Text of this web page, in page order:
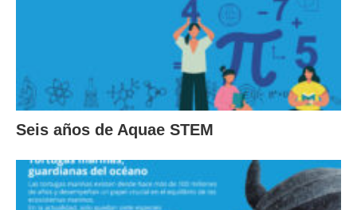
Seis años de Aquae STEM